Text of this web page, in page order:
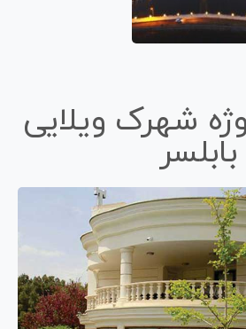
شهرک ویلایی
بابلسر